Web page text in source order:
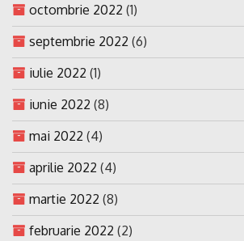
octombrie 2022 (1)
septembrie 2022 (6)
iulie 2022 (1)
iunie 2022 (8)
mai 2022 (4)
aprilie 2022 (4)
martie 2022 (8)
februarie 2022 (2)